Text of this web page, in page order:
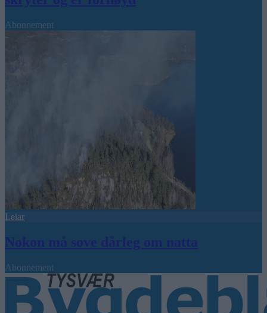
Abonnement
Leiar
Nokon må sove dårleg om natta
Abonnement